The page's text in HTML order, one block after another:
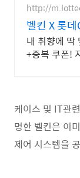
http://
벨킨 X 롯
원 혜택!
내 취향에 딱
+중복 쿠폰!
케이스 및 IT관
명한 벨킨은 이
제어 시스템을